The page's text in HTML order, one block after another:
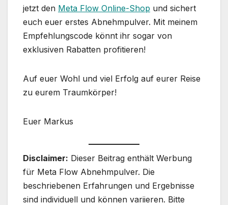
jetzt den Meta Flow Online-Shop und sichert
euch euer erstes Abnehmpulver. Mit meinem
Empfehlungscode könnt ihr sogar von
exklusiven Rabatten profitieren!
Auf euer Wohl und viel Erfolg auf eurer Reise
zu eurem Traumkörper!
Euer Markus
Disclaimer: Dieser Beitrag enthält Werbung
für Meta Flow Abnehmpulver. Die
beschriebenen Erfahrungen und Ergebnisse
sind individuell und können variieren. Bitte